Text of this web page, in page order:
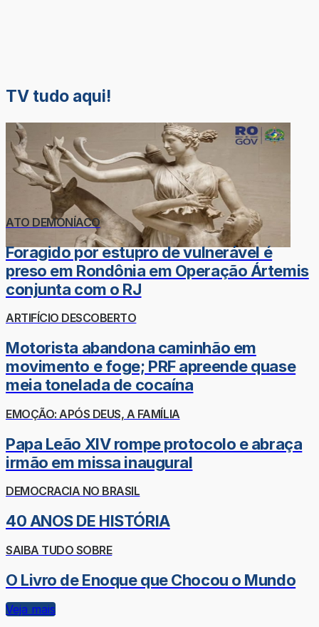
TV tudo aqui!
ATO DEMONÍACO
Foragido por estupro de vulnerável é
preso em Rondônia em Operação Ártemis
conjunta com o RJ
ARTIFÍCIO DESCOBERTO
Motorista abandona caminhão em
movimento e foge; PRF apreende quase
meia tonelada de cocaína
EMOÇÃO: APÓS DEUS, A FAMÍLIA
Papa Leão XIV rompe protocolo e abraça
irmão em missa inaugural
DEMOCRACIA NO BRASIL
40 ANOS DE HISTÓRIA
SAIBA TUDO SOBRE
O Livro de Enoque que Chocou o Mundo
Veja mais